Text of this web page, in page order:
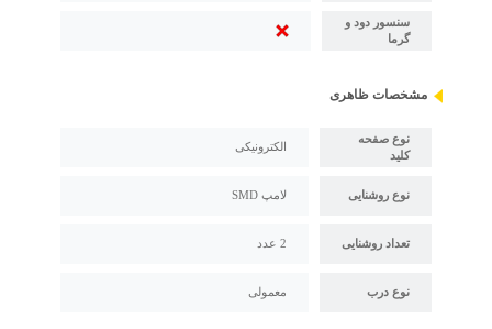
سنسور دود و
گرما
مشخصات ظاهری
نوع صفحه
کلید
الکترونیکی
نوع روشنایی لامپ SMD
تعداد روشنایی 2 عدد
نوع درب معمولی